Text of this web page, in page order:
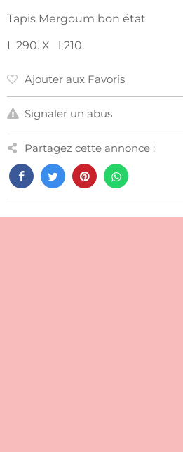
Tapis Mergoum bon état
L 290. X l 210.
Ajouter aux Favoris
Signaler un abus
Partagez cette annonce :